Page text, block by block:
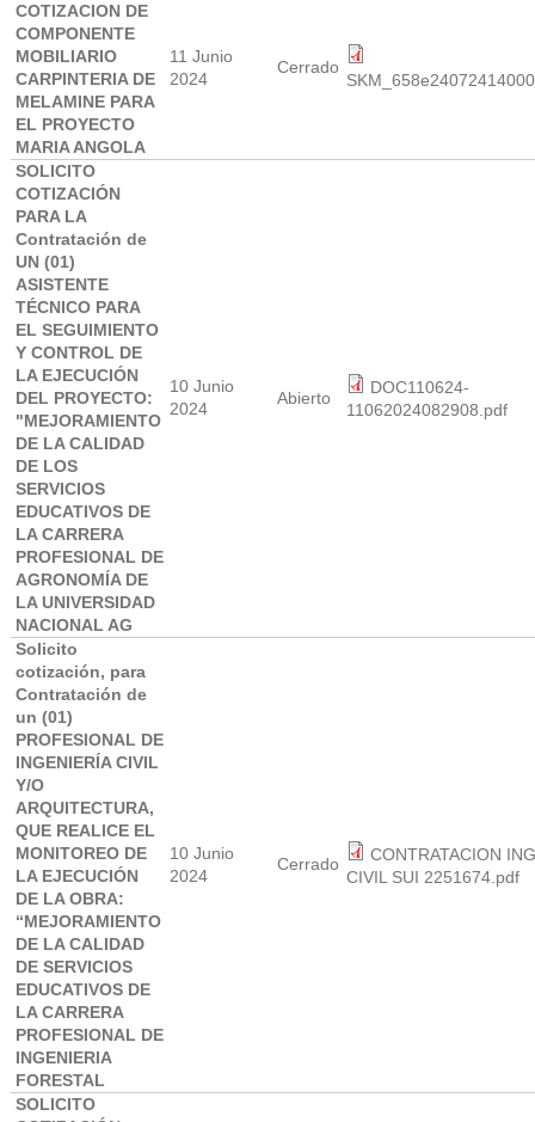
COTIZACION DE
COMPONENTE
MOBILIARIO
CARPINTERIA DE
MELAMINE PARA
EL PROYECTO
MARIA ANGOLA
11 Junio
2024
Cerrado
SOLICITO
COTIZACIÓN
PARA LA
Contratación de
UN (01)
ASISTENTE
TÉCNICO PARA
EL SEGUIMIENTO
Y CONTROL DE
LA EJECUCIÓN
DEL PROYECTO:
"MEJORAMIENTO
DE LA CALIDAD
DE LOS
SERVICIOS
EDUCATIVOS DE
LA CARRERA
PROFESIONAL DE
AGRONOMÍA DE
LA UNIVERSIDAD
NACIONAL AG
10 Junio
2024
Abierto
DOC110624-
11062024082908.pdf
Solicito
cotización, para
Contratación de
un (01)
PROFESIONAL DE
INGENIERÍA CIVIL
Y/O
ARQUITECTURA,
QUE REALICE EL
MONITOREO DE
LA EJECUCIÓN
DE LA OBRA:
“MEJORAMIENTO
DE LA CALIDAD
DE SERVICIOS
EDUCATIVOS DE
LA CARRERA
PROFESIONAL DE
INGENIERIA
FORESTAL
10 Junio
2024
Cerrado
CONTRATACION
CIVIL SUI 2251674.pdf
SOLICITO